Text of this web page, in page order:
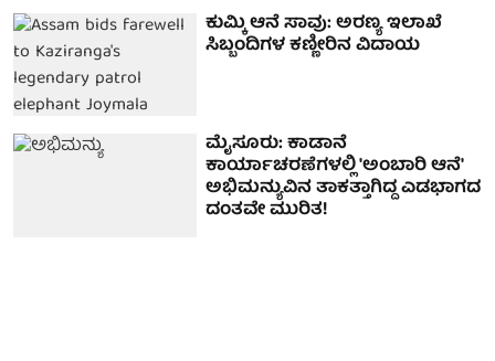
ಕುಮ್ಕಿ ಆನೆ ಸಾವು: ಅರಣ್ಯ ಇಲಾಖೆ
ಸಿಬ್ಬಂದಿಗಳ ಕಣ್ಣೀರಿನ ವಿದಾಯ
ಮೈಸೂರು: ಕಾಡಾನೆ
ಕಾರ್ಯಾಚರಣೆಗಳಲ್ಲಿ 'ಅಂಬಾರಿ ಆನೆ'
ಅಭಿಮನ್ಯುವಿನ ತಾಕತ್ತಾಗಿದ್ದ ಎಡಭಾಗದ
ದಂತವೇ ಮುರಿತ!